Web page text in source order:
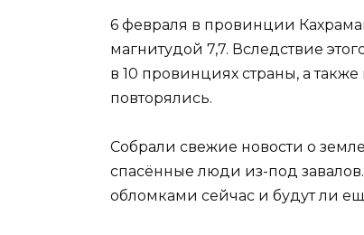
6 февраля в провинции
магнитудой 7,7. Вследствие
в 10 провинциях страны, а
повторялись.
Собрали свежие новости о
спасённые люди из-под
обломками сейчас и будут ли